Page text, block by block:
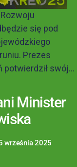
się pod
Prezes
potwierdził swój...
Minister
września 2025